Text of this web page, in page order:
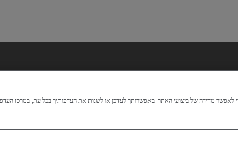
עצמאיים, שרוצים לעבוד בראש שקט בלי לבזבז משאבים זמן ואנרגיה יקרים